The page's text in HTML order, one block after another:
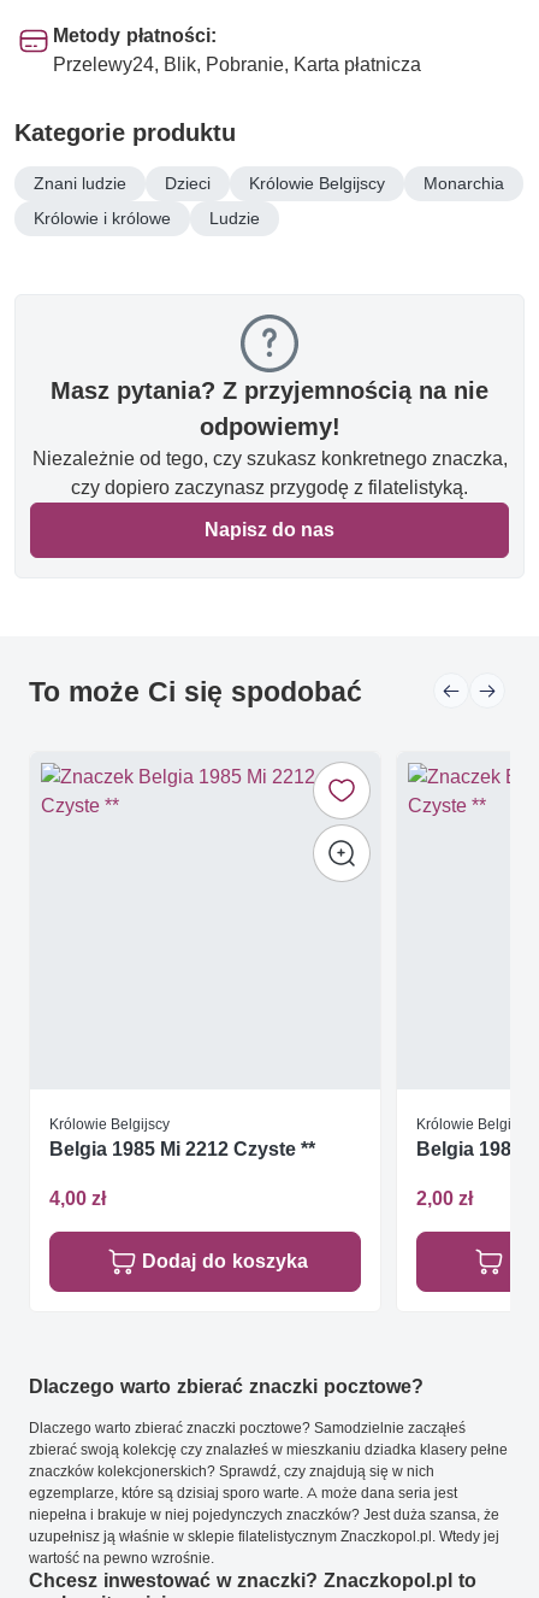
Metody płatności:
Przelewy24, Blik, Pobranie, Karta płatnicza
Kategorie produktu
Znani ludzie Dzieci Królowie Belgijscy
Monarchia
Królowie i królowe
Ludzie
Masz pytania? Z przyjemnością na nie
odpowiemy!
Niezależnie od tego, czy szukasz konkretnego znaczka,
czy dopiero zaczynasz przygodę z filatelistyką.
Napisz do nas
To może Ci się spodobać
Królowie Belgijscy
Belgia 1985 Mi 2212 Czyste **
4,00 zł
Dodaj do koszyka
Królowie Belgijscy
Belgia 1985
2,00 zł
Dlaczego warto zbierać znaczki pocztowe?
Dlaczego warto zbierać znaczki pocztowe? Samodzielnie zacząłeś
zbierać swoją kolekcję czy znalazłeś w mieszkaniu dziadka klasery pełne
znaczków kolekcjonerskich? Sprawdź, czy znajdują się w nich
egzemplarze, które są dzisiaj sporo warte. A może dana seria jest
niepełna i brakuje w niej pojedynczych znaczków? Jest duża szansa, że
uzupełnisz ją właśnie w sklepie filatelistycznym Znaczkopol.pl. Wtedy jej
wartość na pewno wzrośnie.
Chcesz inwestować w znaczki? Znaczkopol.pl to